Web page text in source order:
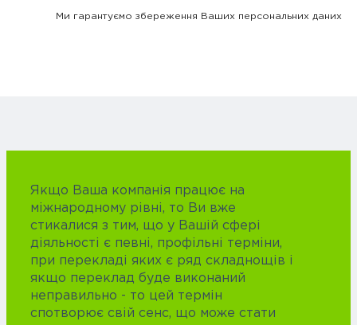
Ми гарантуємо збереження Ваших персональних даних
Якщо Ваша компанія працює на
міжнародному рівні, то Ви вже
стикалися з тим, що у Вашій сфері
діяльності є певні, профільні терміни,
при перекладі яких є ряд складнощів і
якщо переклад буде виконаний
неправильно - то цей термін
спотворює свій сенс, що може стати